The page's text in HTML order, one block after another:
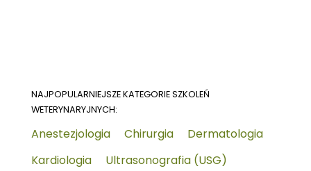
NAJPOPULARNIEJSZE KATEGORIE SZKOLEŃ
WETERYNARYJNYCH:
Anestezjologia Chirurgia
Dermatologia
Kardiologia
Ultrasonografia (USG)